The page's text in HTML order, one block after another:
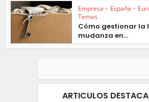
Empresa • España •
Temas
Cómo gestionar la
mudanza en...
ARTICULOS